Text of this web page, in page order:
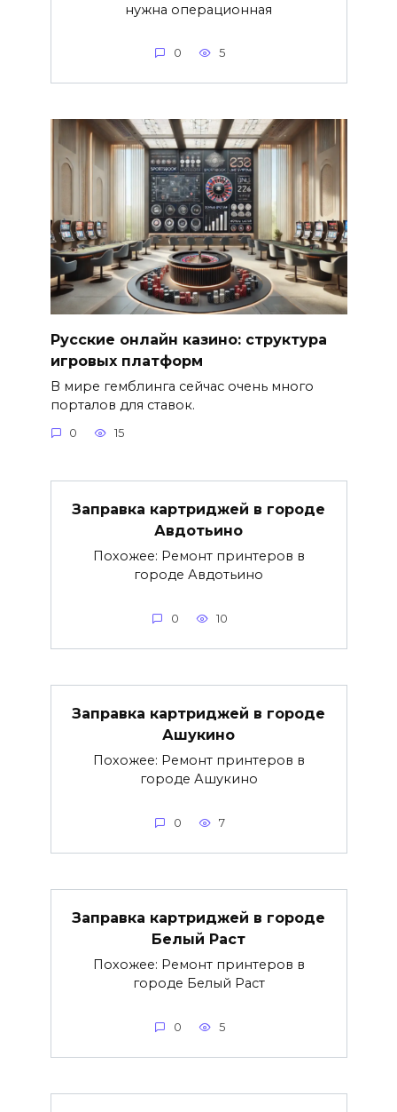
нужна операционная
0 5
Русские онлайн казино: структура
игровых платформ
В мире гемблинга сейчас очень много
порталов для ставок.
0 15
Заправка картриджей в городе
Авдотьино
Похожее: Ремонт принтеров в
городе Авдотьино
0 10
Заправка картриджей в городе
Ашукино
Похожее: Ремонт принтеров в
городе Ашукино
0 7
Заправка картриджей в городе
Белый Раст
Похожее: Ремонт принтеров в
городе Белый Раст
0 5